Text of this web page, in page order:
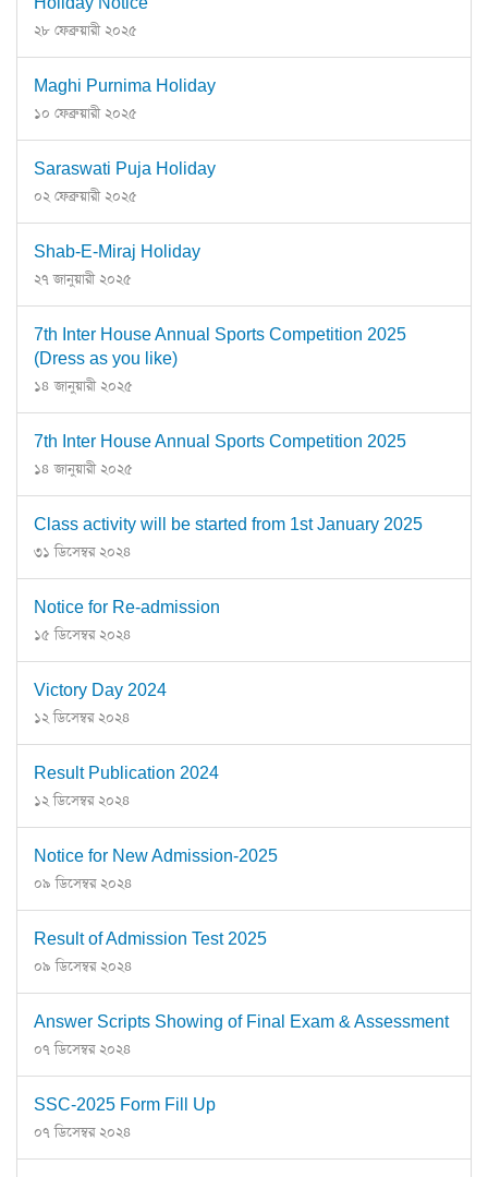
২৮ ফেব্রুয়ারী ২০২৫
Maghi Purnima Holiday
১০ ফেব্রুয়ারী ২০২৫
Saraswati Puja Holiday
০২ ফেব্রুয়ারী ২০২৫
Shab-E-Miraj Holiday
২৭ জানুয়ারী ২০২৫
7th Inter House Annual Sports Competition 2025
(Dress as you like)
১৪ জানুয়ারী ২০২৫
7th Inter House Annual Sports Competition 2025
১৪ জানুয়ারী ২০২৫
Class activity will be started from 1st January 2025
৩১ ডিসেম্বর ২০২৪
Notice for Re-admission
১৫ ডিসেম্বর ২০২৪
Victory Day 2024
১২ ডিসেম্বর ২০২৪
Result Publication 2024
১২ ডিসেম্বর ২০২৪
Notice for New Admission-2025
০৯ ডিসেম্বর ২০২৪
Result of Admission Test 2025
০৯ ডিসেম্বর ২০২৪
Answer Scripts Showing of Final Exam & Assessment
০৭ ডিসেম্বর ২০২৪
SSC-2025 Form Fill Up
০৭ ডিসেম্বর ২০২৪